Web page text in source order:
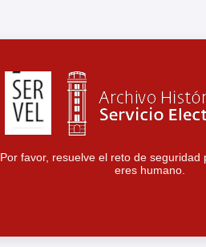
Por favor, resuelve el reto de seguridad
eres humano.